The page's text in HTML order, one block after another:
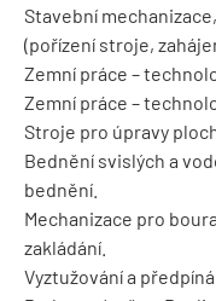
Stavební
(pořízení stroje,
Zemní práce –
Zemní práce –
Stroje pro úpravy
Bednění svislých a
bednění.
Mechanizace pro
zakládání.
Vyztužování a